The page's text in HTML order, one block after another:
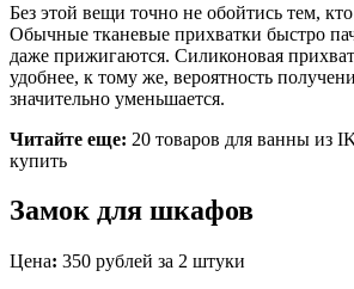
Без этой вещи точно не обойтись тем,
Обычные тканевые прихватки быстро
даже прижигаются. Силиконовая
удобнее, к тому же, вероятность
значительно уменьшается.
Читайте еще: 20 товаров для ванны из
купить
Замок для шкафов
Цена: 350 рублей за 2 штуки